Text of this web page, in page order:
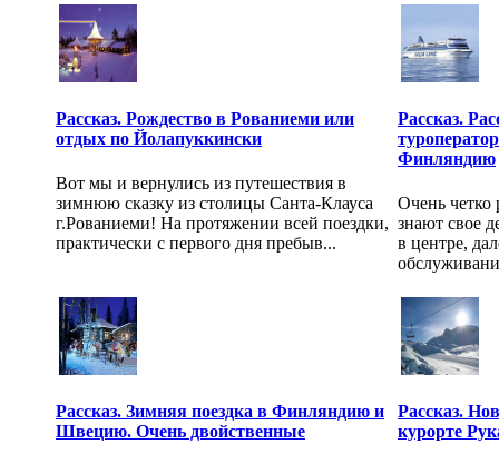
Рассказ. Рождество в Рованиеми или
отдых по Йолапуккински
Вот мы и вернулись из путешествия в
зимнюю сказку из столицы Санта-Клауса
г.Рованиеми! На протяжении всей поездки,
практически с первого дня пребыв...
Рассказ.
Финляндию
Очень четко
знают свое
в центре,
Рассказ. Зимняя поездка в Финляндию и
Швецию. Очень двойственные
Рассказ.
курорте